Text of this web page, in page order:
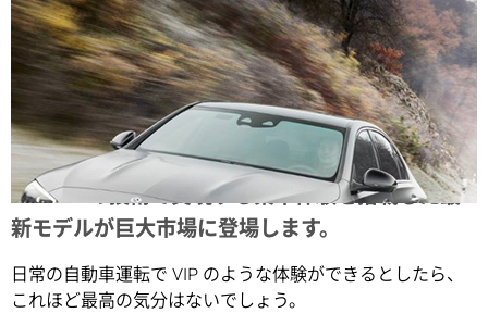
Share
NVIDIA の技術で実現する乗車体験を搭載した最
新モデルが巨大市場に登場します。
日常の自動車運転で VIP のような体験ができるとしたら、
これほど最高の気分はないでしょう。